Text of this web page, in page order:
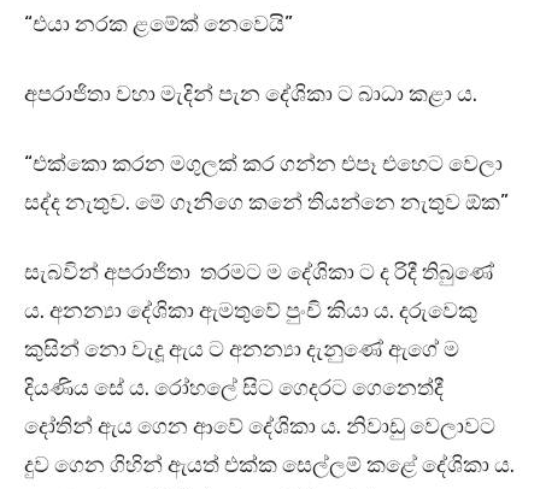
“එයා නරක ළමේක් නෙවෙයි”
අපරාජිතා වහා මැදින් පැන දේශිකා ට බාධා කළා ය.
“එක්කො කරන මගුලක් කර ගන්න එපෑ එහෙට වෙලා
සද්ද නැතුව. මේ ගෑනිගෙ කනේ තියන්නෙ නැතුව ඕක”
සැබවින් අපරාජිතා තරමට ම දේශිකා ට ද රිදී තිබුණේ
ය. අනන්‍යා දේශිකා ඇමතුවේ පුංචි කියා ය. දරුවෙකු
කුසින් නො වැදූ ඇය ට අනන්‍යා දැනුණේ ඇගේ ම
දියණිය සේ ය. රෝහලේ සිට ගෙදරට ගෙනෙත්දී
දෝතින් ඇය ගෙන ආවේ දේශිකා ය. නිවාඩු වෙලාවට
දුව ගෙන ගිහින් ඇයත් එක්ක සෙල්ලම් කළේ දේශිකා ය.